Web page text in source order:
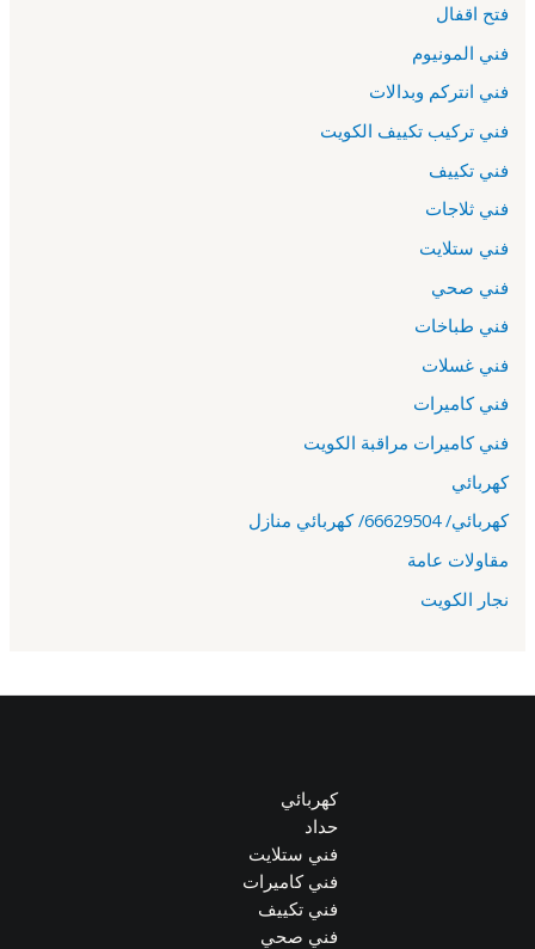
فتح اقفال
فني المونيوم
فني انتركم وبدالات
فني تركيب تكييف الكويت
فني تكييف
فني ثلاجات
فني ستلايت
فني صحي
فني طباخات
فني غسلات
فني كاميرات
فني كاميرات مراقبة الكويت
كهربائي
كهربائي/ 66629504/ كهربائي منازل
مقاولات عامة
نجار الكويت
كهربائي
حداد
فني ستلايت
فني كاميرات
فني تكييف
فني صحي